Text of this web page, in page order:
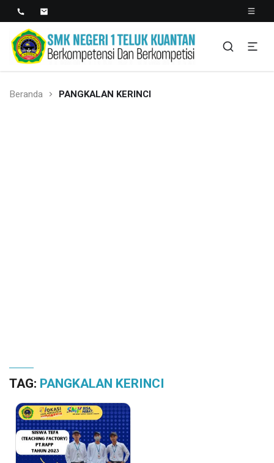
SMK NEGERI 1 TELUK
KUANTAN
Berkopetensi Dan Berkompetisi
Beranda PANGKALAN KERINCI
TAG: PANGKALAN KERINCI